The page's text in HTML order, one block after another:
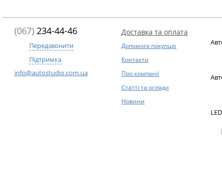
(067) 234-44-46
Передзвонити
Підтримка
info@autostudio.com.ua
Доставка та оплата
Допомога покупцю
Контакти
Про компанії
Статті та огляди
Новини